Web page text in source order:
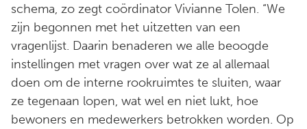
schema, zo zegt coördinator Vivianne Tolen. “We
zijn begonnen met het uitzetten van een
vragenlijst. Daarin benaderen we alle beoogde
instellingen met vragen over wat ze al allemaal
doen om de interne rookruimtes te sluiten, waar
ze tegenaan lopen, wat wel en niet lukt, hoe
bewoners en medewerkers betrokken worden. Op